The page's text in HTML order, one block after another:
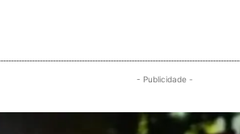
- Publicidade -